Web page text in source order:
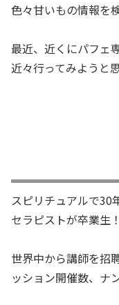
色々甘いもの情報を
最近、近くにパフェ
近々行ってみようと
スピリチュアルで30
セラピストが卒業生！
世界中から講師を招
ッション開催数、ナ